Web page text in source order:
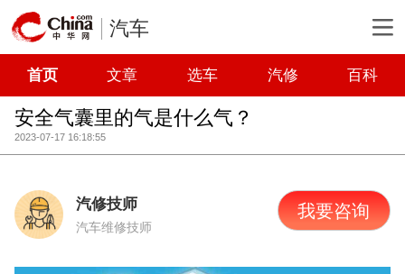
汽车
首页 文章 选车 汽修 百科
安全气囊里的气是什么气？
2023-07-17 16:18:55
汽修技师
汽车维修技师
我要咨询